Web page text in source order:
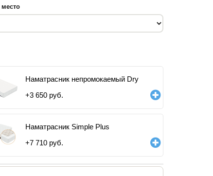
Наматрасник непромокаемый Dry
+3 650 руб.
Наматрасник Simple Plus
+7 710 руб.